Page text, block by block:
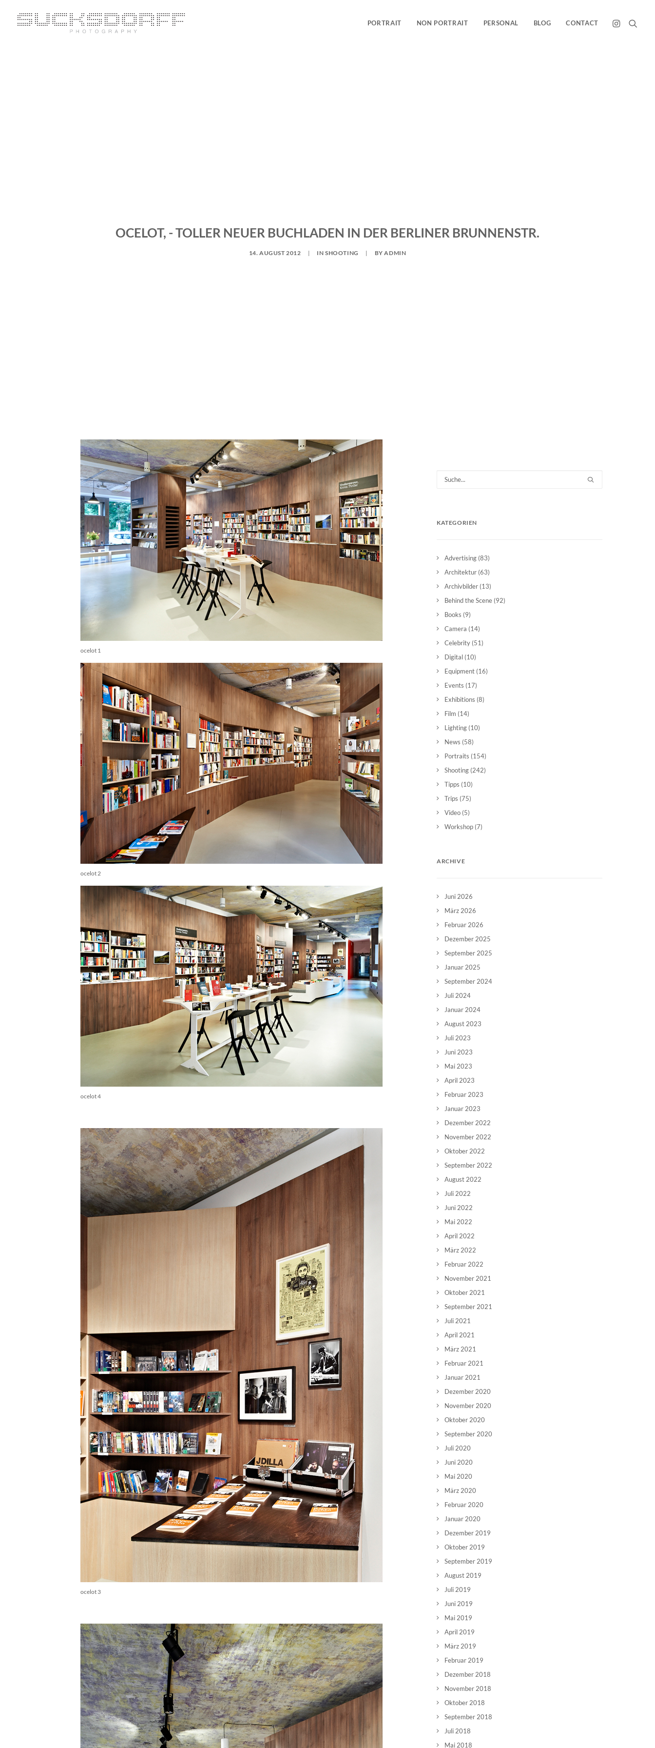
PORTRAIT NON PORTRAIT PERSONAL BLOG CONTACT
OCELOT, - TOLLER NEUER BUCHLADEN IN DER BERLINER BRUNNENSTR.
14. AUGUST 2012 | INSHOOTING | BYADMIN
ocelot 1
ocelot 2
ocelot 4
ocelot 3
KATEGORIEN
Advertising (83)
Architektur (63)
Archivbilder (13)
Behind the Scene (92)
Books (9)
Camera (14)
Celebrity (51)
Digital (10)
Equipment (16)
Events (17)
Exhibitions (8)
Film (14)
Lighting (10)
News (58)
Portraits (154)
Shooting (242)
Tipps (10)
Trips (75)
Video (5)
Workshop (7)
ARCHIVE
Juni 2026
März 2026
Februar 2026
Dezember 2025
September 2025
Januar 2025
September 2024
Juli 2024
Januar 2024
August 2023
Juli 2023
Juni 2023
Mai 2023
April 2023
Februar 2023
Januar 2023
Dezember 2022
November 2022
Oktober 2022
September 2022
August 2022
Juli 2022
Juni 2022
Mai 2022
April 2022
März 2022
Februar 2022
November 2021
Oktober 2021
September 2021
Juli 2021
April 2021
März 2021
Februar 2021
Januar 2021
Dezember 2020
November 2020
Oktober 2020
September 2020
Juli 2020
Juni 2020
Mai 2020
März 2020
Februar 2020
Januar 2020
Dezember 2019
Oktober 2019
September 2019
August 2019
Juli 2019
Juni 2019
Mai 2019
April 2019
März 2019
Februar 2019
Dezember 2018
November 2018
Oktober 2018
September 2018
Juli 2018
Mai 2018